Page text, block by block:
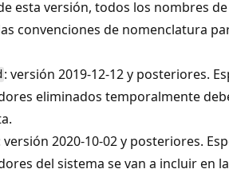
esta versión, todos los nombres
convenciones de nomenclatura
: versión 2019-12-12 y posteriores.
eliminados temporalmente
versión 2020-10-02 y posteriores.
del sistema se van a incluir en